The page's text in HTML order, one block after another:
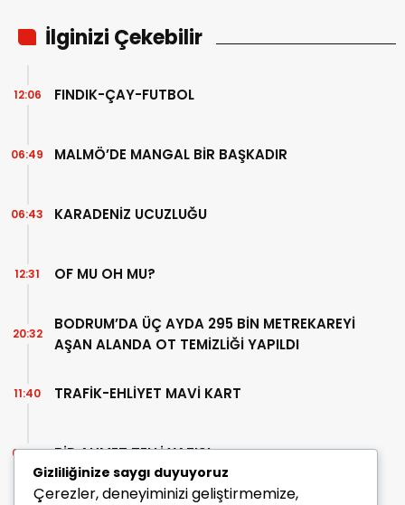
İlginizi Çekebilir
FINDIK-ÇAY-FUTBOL
12:06
MALMÖ’DE MANGAL BİR BAŞKADIR
06:49
KARADENİZ UCUZLUĞU
06:43
OF MU OH MU?
12:31
BODRUM’DA ÜÇ AYDA 295 BİN METREKAREYİ
AŞAN ALANDA OT TEMİZLİĞİ YAPILDI
20:32
TRAFİK-EHLİYET MAVİ KART
11:40
BİR AHMET TELLİ YAZISI
07:30
Gizliliğinize saygı duyuyoruz
Çerezler, deneyiminizi geliştirmemize,